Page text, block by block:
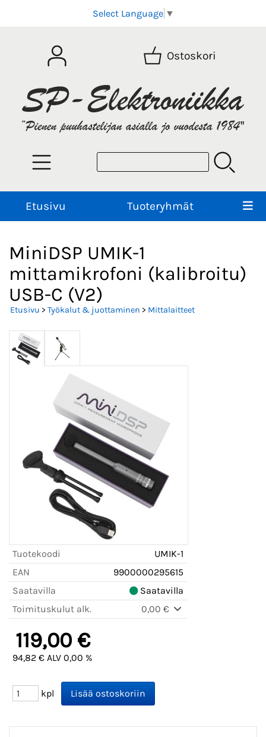
Select Language ▼
Ostoskori
Etusivu Tuoteryhmät
MiniDSP UMIK-1
mittamikrofoni (kalibroitu)
USB-C (V2)
Etusivu > Työkalut & juottaminen > Mittalaitteet
Tuotekoodi
UMIK-1
EAN
9900000295615
Saatavilla
Saatavilla
Toimituskulut alk.
0,00 €
119,00 €
94,82 € ALV 0,00 %
kpl